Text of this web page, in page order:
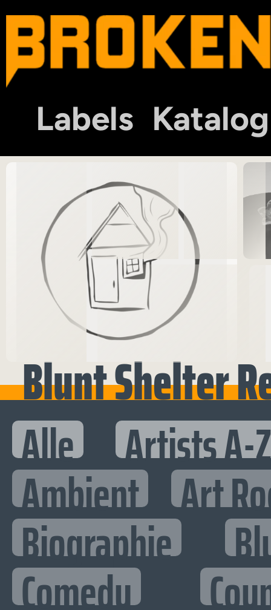
Labels Katalog
Blunt Shelter
Alle Artists A-Z
Ambient Art
Biographie
Comedy